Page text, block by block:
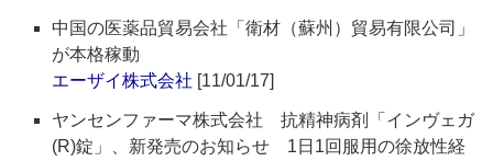
中国の医薬品貿易会社「衛材（蘇州）貿易有限公司」
が本格稼動
エーザイ株式会社 [11/01/17]
ヤンセンファーマ株式会社 抗精神病剤「インヴェガ
(R)錠」、新発売のお知らせ 1日1回服用の徐放性経